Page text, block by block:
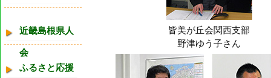
近畿島根県人
会
ふるさと応援
皆美が丘会関西支部
野津ゆう子さん